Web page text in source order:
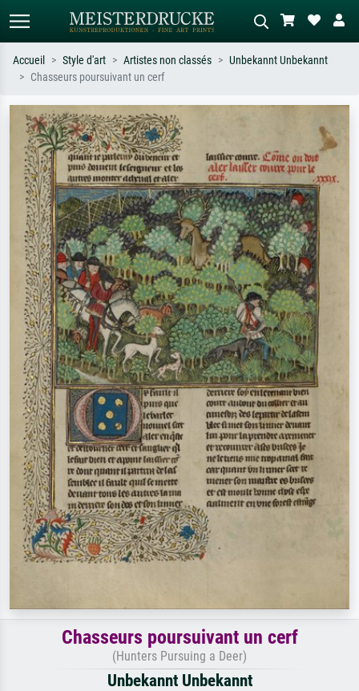
Recherchez par artiste, titre ou style –
ex. Monet, Nuit étoilée,
impressionnisme, vague de Hokusai,
nu.
abstrait avec beaucoup de rouge,
tableau sombre, nu debout près d'un
arbre.
Accueil Style d'art Artistes non classés
Unbekannt Unbekannt
Chasseurs poursuivant un cerf
Chasseurs poursuivant un cerf
(Hunters Pursuing a Deer)
Unbekannt Unbekannt